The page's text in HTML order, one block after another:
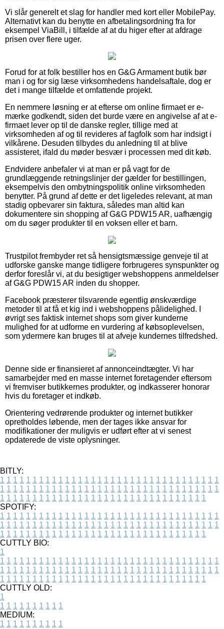
Vi slår generelt et slag for handler med kort eller MobilePay.
Alternativt kan du benytte en afbetalingsordning fra for
eksempel ViaBill, i tilfælde af at du higer efter at afdrage
prisen over flere uger.
Forud for at folk bestiller hos en G&G Armament butik bør
man i og for sig læse virksomhedens handelsaftale, dog er
det i mange tilfælde et omfattende projekt.
En nemmere løsning er at efterse om online firmaet er e-
mærke godkendt, siden det burde være en angivelse af at e-
firmaet lever op til de danske regler, tillige med at
virksomheden af og til revideres af fagfolk som har indsigt i
vilkårene. Desuden tilbydes du anledning til at blive
assisteret, ifald du møder besvær i processen med dit køb.
Endvidere anbefaler vi at man er på vagt for de
grundlæggende retningslinjer der gælder for bestillingen,
eksempelvis den ombytningspolitik online virksomheden
benytter. På grund af dette er det ligeledes relevant, at man
stadig opbevarer sin faktura, således man altid kan
dokumentere sin shopping af G&G PDW15 AR, uafhængig
om du søger produkter til en voksen eller et barn.
Trustpilot frembyder ret så hensigtsmæssige genveje til at
udforske ganske mange tidligere forbrugeres synspunkter og
derfor foreslår vi, at du besigtiger webshoppens anmeldelser
af G&G PDW15 AR inden du shopper.
Facebook præsterer tilsvarende egentlig ønskværdige
metoder til at få et kig ind i webshoppens pålidelighed. I
øvrigt ses faktisk internet shops som giver kunderne
mulighed for at udforme en vurdering af købsoplevelsen,
som ydermere kan bruges til at afveje kundernes tilfredshed.
Denne side er finansieret af annonceindtægter. Vi har
samarbejder med en masse internet foretagender eftersom
vi fremviser butikkernes produkter, og indkasserer honorar
hvis du foretager et indkøb.
Orientering vedrørende produkter og internet butikker
opretholdes løbende, men der tages ikke ansvar for
modifikationer der muligvis er udført efter at vi senest
opdaterede de viste oplysninger.
BITLY:
1 1 1 1 1 1 1 1 1 1 1 1 1 1 1 1 1 1 1 1 1 1 1 1 1 1 1 1 1 1 1 1 1 1
1 1 1 1 1 1 1 1 1 1 1 1 1 1 1 1 1 1 1 1 1 1 1 1 1 1 1 1 1 1 1 1 1 1
1 1 1 1 1 1 1 1 1 1 1 1 1 1 1 1 1 1 1 1 1 1 1 1 1 1 1 1 1 1 1 1
SPOTIFY:
1 1 1 1 1 1 1 1 1 1 1 1 1 1 1 1 1 1 1 1 1 1 1 1 1 1 1 1 1 1 1 1 1 1
1 1 1 1 1 1 1 1 1 1 1 1 1 1 1 1 1 1 1 1 1 1 1 1 1 1 1 1 1 1 1 1 1 1
1 1 1 1 1 1 1 1 1 1 1 1 1 1 1 1 1 1 1 1 1 1 1 1 1 1 1 1 1 1 1 1
CUTTLY BIO:
1
1 1 1 1 1 1 1 1 1 1 1 1 1 1 1 1 1 1 1 1 1 1 1 1 1 1 1 1 1 1 1 1 1 1
1 1 1 1 1 1 1 1 1 1 1 1 1 1 1 1 1 1 1 1 1 1 1 1 1 1 1 1 1 1 1 1 1 1
1 1 1 1 1 1 1 1 1 1 1 1 1 1 1 1 1 1 1 1 1 1 1 1 1 1 1 1 1 1 1 1
CUTTLY OLD:
1
1 1 1 1 1 1 1 1 1 1
MEDIUM:
1 1 1 1 1 1 1 1 1 1